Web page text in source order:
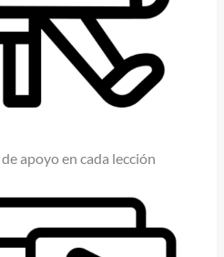
apoyo en cada lección